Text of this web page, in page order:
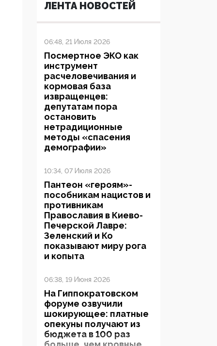
ЛЕНТА НОВОСТЕЙ
06:48, 21 Июля 2026
Посмертное ЭКО как
инструмент
расчеловечивания и
кормовая база
извращенцев:
депутатам пора
остановить
нетрадиционные
методы «спасения
демографии»
10:34, 07 Июля 2026
Пантеон «героям»-
пособникам нацистов и
противникам
Православия в Киево-
Печерской Лавре:
Зеленский и Ко
показывают миру рога
и копыта
06:38, 19 Июня 2026
На Гиппократовском
форуме озвучили
шокирующее: платные
опекуны получают из
бюджета в 100 раз